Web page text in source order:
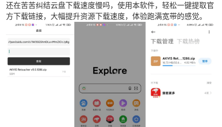
爱
还在苦苦纠结云盘下载速度慢吗，使用本软件，轻松一键提取官
方下载链接，大幅提升资源下载速度，体验跑满宽带的感觉。